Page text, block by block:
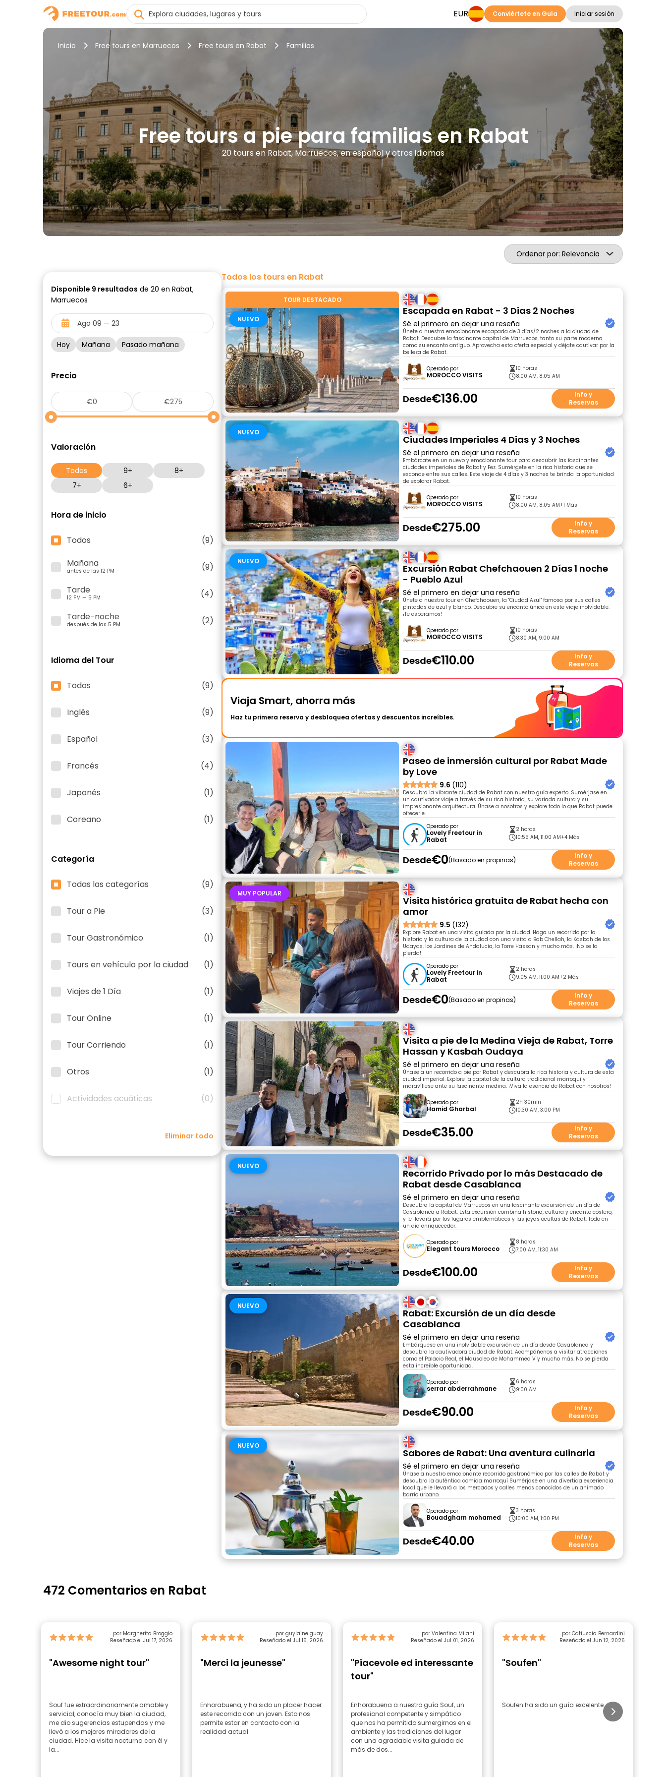
EUR Conviértete en Guía Iniciar sesión
Inicio Free tours en Marruecos Free tours en Rabat Familias
Free tours a pie para familias en Rabat
20 tours en Rabat, Marruecos, en español y otros idiomas
Ordenar por: Relevancia
Disponible 9 resultados de 20 en Rabat,
Marruecos
Hoy Mañana Pasado mañana
Precio
Valoración
Todos 9+
8+
7+
6+
Hora de inicio
Todos
(9)
Mañana
antes de las 12 PM
(9)
Tarde
12 PM — 5 PM
(4)
Tarde-noche
después de las 5 PM (2)
Idioma del Tour
Todos (9)
Inglés (9)
Español (3)
Francés (4)
Japonés (1)
Coreano (1)
Categoría
Todas las categorías (9)
Tour a Pie (3)
Tour Gastronómico (1)
Tours en vehículo por la ciudad (1)
Viajes de 1 Día (1)
Tour Online (1)
Tour Corriendo (1)
Otros (1)
Actividades acuáticas (0)
Eliminar todo
Todos los tours en Rabat
TOUR DESTACADO
NUEVO
Escapada en Rabat - 3 Dias 2 Noches
Sé el primero en dejar una reseña
Únete a nuestra emocionante escapada de 3 días/2 noches a la ciudad de
Rabat. Descubre la fascinante capital de Marruecos, tanto su parte moderna
como su encanto antiguo. Aprovecha esta oferta especial y déjate cautivar por la
belleza de Rabat.
Operado por
MOROCCO VISITS
10 horas
8:00 AM, 8:05 AM
Desde€136.00
Info y
Reservas
NUEVO
Ciudades Imperiales 4 Dias y 3 Noches
Sé el primero en dejar una reseña
Embárcate en un nuevo y emocionante tour para descubrir las fascinantes
ciudades imperiales de Rabat y Fez. Sumérgete en la rica historia que se
esconde entre sus calles. Este viaje de 4 días y 3 noches te brinda la oportunidad
de explorar Rabat.
Operado por
MOROCCO VISITS
10 horas
8:00 AM, 8:05 AM+1 Más
Desde€275.00
Info y
Reservas
NUEVO
Excursión Rabat Chefchaouen 2 Días 1 noche
- Pueblo Azul
Sé el primero en dejar una reseña
Únete a nuestro tour en Chefchaouen, la "Ciudad Azul" famosa por sus calles
pintadas de azul y blanco. Descubre su encanto único en este viaje inolvidable.
¡Te esperamos!
Operado por
MOROCCO VISITS
10 horas
8:30 AM, 9:00 AM
Desde€110.00
Info y
Reservas
Viaja Smart, ahorra más
Haz tu primera reserva y desbloquea ofertas y descuentos increíbles.
Paseo de inmersión cultural por Rabat Made
by Love
9.6 (110)
Descubra la vibrante ciudad de Rabat con nuestro guía experto. Sumérjase en
un cautivador viaje a través de su rica historia, su variada cultura y su
impresionante arquitectura. Únase a nosotros y explore todo lo que Rabat puede
ofrecerle.
Operado por
Lovely Freetour in
Rabat
2 horas
10:55 AM, 11:00 AM+4 Más
Desde€0 Basado en propinas
Info y
Reservas
MUY POPULAR
Visita histórica gratuita de Rabat hecha con
amor
9.5 (132)
Explore Rabat en una visita guiada por la ciudad. Haga un recorrido por la
historia y la cultura de la ciudad con una visita a Bab Chellah, la Kasbah de los
Udayas, los Jardines de Andalucía, la Torre Hassan y mucho más. ¡No se lo
pierda!
Operado por
Lovely Freetour in
Rabat
2 horas
9:05 AM, 11:00 AM+2 Más
Desde€0 Basado en propinas
Info y
Reservas
Visita a pie de la Medina Vieja de Rabat, Torre
Hassan y Kasbah Oudaya
Sé el primero en dejar una reseña
Únase a un recorrido a pie por Rabat y descubra la rica historia y cultura de esta
ciudad imperial. Explore la capital de la cultura tradicional marroquí y
maravíllese ante su fascinante medina. ¡Viva la esencia de Rabat con nosotros!
Operado por
Hamid Gharbal
2h 30min
10:30 AM, 3:00 PM
Desde€35.00
Info y
Reservas
NUEVO
Recorrido Privado por lo más Destacado de
Rabat desde Casablanca
Sé el primero en dejar una reseña
Descubra la capital de Marruecos en una fascinante excursión de un día de
Casablanca a Rabat. Esta excursión combina historia, cultura y encanto costero,
y le llevará por los lugares emblemáticos y las joyas ocultas de Rabat. Todo en
un día enriquecedor.
Operado por
Elegant tours Morocco
8 horas
7:00 AM, 11:30 AM
Desde€100.00
Info y
Reservas
NUEVO
Rabat: Excursión de un día desde
Casablanca
Sé el primero en dejar una reseña
Embárquese en una inolvidable excursión de un día desde Casablanca y
descubra la cautivadora ciudad de Rabat. Acompáñenos a visitar atracciones
como el Palacio Real, el Mausoleo de Mohammed V y mucho más. No se pierda
esta increíble oportunidad.
Operado por
serrar abderrahmane
6 horas
9:00 AM
Desde€90.00
Info y
Reservas
NUEVO
Sabores de Rabat: Una aventura culinaria
Sé el primero en dejar una reseña
Únase a nuestro emocionante recorrido gastronómico por las calles de Rabat y
descubra la auténtica comida marroquí Sumérjase en una divertida experiencia
local que le llevará a los mercados y calles menos conocidos de un animado
barrio urbano.
Operado por
Bouadgharn mohamed
3 horas
10:00 AM, 1:00 PM
Desde€40.00
Info y
Reservas
472 Comentarios en Rabat
por Margherita Broggio
Reseñado el Jul 17, 2026
"Awesome night tour"
Souf fue extraordinariamente amable y
servicial, conocía muy bien la ciudad,
me dio sugerencias estupendas y me
llevó a los mejores miradores de la
ciudad. Hice la visita nocturna con él y
la...
por guylaine guay
Reseñado el Jul 15, 2026
"Merci la jeunesse"
Enhorabuena, y ha sido un placer hacer
este recorrido con un joven. Esto nos
permite estar en contacto con la
realidad actual.
por Valentina Milani
Reseñado el Jul 01, 2026
"Piacevole ed interessante
tour"
Enhorabuena a nuestro guía Souf, un
profesional competente y simpático
que nos ha permitido sumergirnos en el
ambiente y las tradiciones del lugar
con una agradable visita guiada de
más de dos...
por Catiuscia Bernardini
Reseñado el Jun 12, 2026
"Soufen"
Soufen ha sido un guía excelente